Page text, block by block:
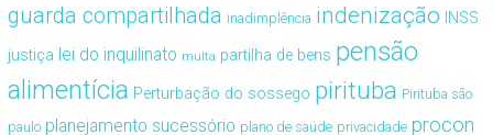
guarda compartilhada inadimplência indenização INSS
justiça lei do inquilinato multa partilha de bens pensão
alimentícia Perturbação do sossego pirituba Pirituba são
paulo planejamento sucessório plano de saúde privacidade procon